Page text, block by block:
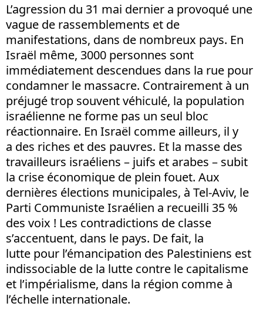
L’agression du 31 mai dernier a provoqué une
vague de rassemblements et de
manifestations, dans de nombreux pays. En
Israël même, 3000 personnes sont
immédiatement descendues dans la rue pour
condamner le massacre. Contrairement à un
préjugé trop souvent véhiculé, la population
israélienne ne forme pas un seul bloc
réactionnaire. En Israël comme ailleurs, il y
a des riches et des pauvres. Et la masse des
travailleurs israéliens – juifs et arabes – subit
la crise économique de plein fouet. Aux
dernières élections municipales, à Tel-Aviv, le
Parti Communiste Israélien a recueilli 35 %
des voix ! Les contradictions de classe
s’accentuent, dans le pays. De fait, la
lutte pour l’émancipation des Palestiniens est
indissociable de la lutte contre le capitalisme
et l’impérialisme, dans la région comme à
l’échelle internationale.